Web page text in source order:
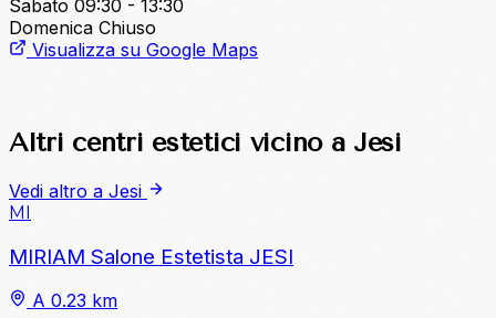
Sabato 09:30 - 13:30
Domenica Chiuso
Visualizza su Google Maps
Altri centri estetici vicino a Jesi
Vedi altro a Jesi
MI
MIRIAM Salone Estetista JESI
A 0.23 km